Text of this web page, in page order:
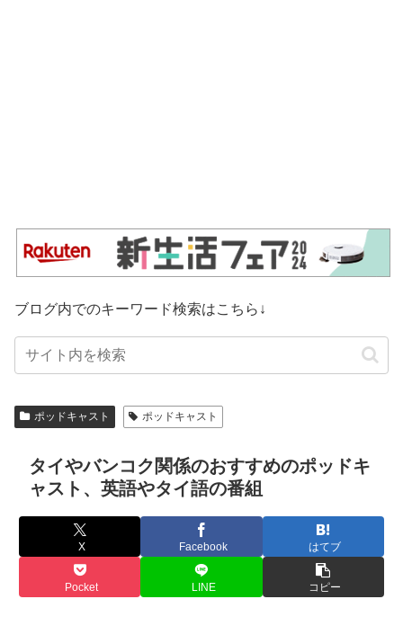
ブログ内でのキーワード検索はこちら↓
ポッドキャスト ポッドキャスト
タイやバンコク関係のおすすめのポッドキ
ャスト、英語やタイ語の番組
X Facebook はてブ
Pocket LINE コピー